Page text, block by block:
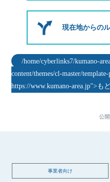
現在地からの
/home/cyberlinks7/kumano-
content/themes/cl-master/
https://www.kumano-area.jp">も
公開
事業者向け